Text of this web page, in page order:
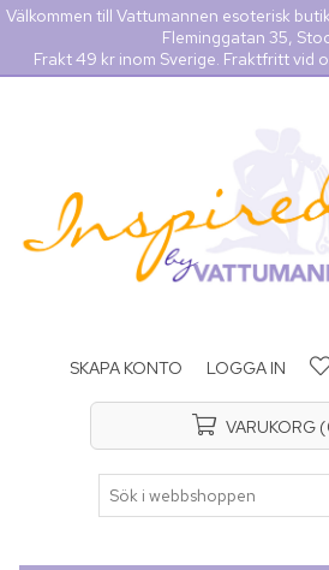
Välkommen till Vattumannen esoterisk
Fleminggatan 35,
Frakt 49 kr inom Sverige. Fraktfritt vid
SKAPA KONTO LOGGA IN
VARUKORG